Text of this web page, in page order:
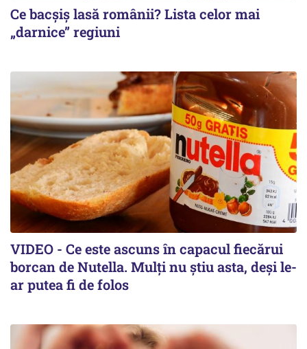
Ce bacșiș lasă românii? Lista celor mai
„darnice” regiuni
VIDEO - Ce este ascuns în capacul fiecărui
borcan de Nutella. Mulți nu știu asta, deși le-
ar putea fi de folos